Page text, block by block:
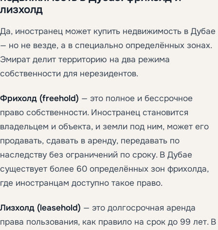
лизхолд
Да, иностранец может купить недвижимость в Дубае
— но не везде, а в специально определённых зонах.
Эмират делит территорию на два режима
собственности для нерезидентов.
Фрихолд (freehold) — это полное и бессрочное
право собственности. Иностранец становится
владельцем и объекта, и земли под ним, может его
продавать, сдавать в аренду, передавать по
наследству без ограничений по сроку. В Дубае
существует более 60 определённых зон фрихолда,
где иностранцам доступно такое право.
Лизхолд (leasehold) — это долгосрочная аренда
права пользования, как правило на срок до 99 лет. В